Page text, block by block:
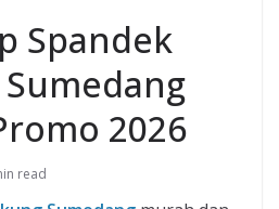
Spandek
2026
read